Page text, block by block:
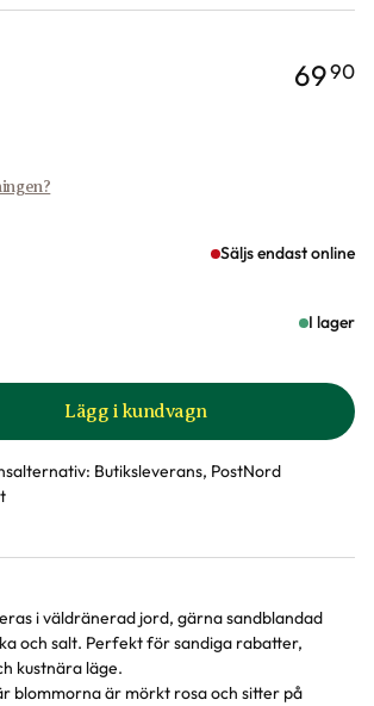
6990
Säljs endast online
I lager
Lägg i kundvagn
Butiksleverans, PostNord
i väldränerad jord, gärna sandblandad
och salt. Perfekt för sandiga rabatter,
kustnära läge.
blommorna är mörkt rosa och sitter på